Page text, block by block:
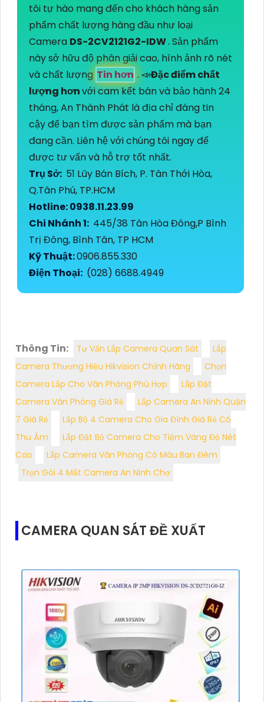
tôi tự hào mang đến cho khách hàng sản
phẩm chất lượng hàng đầu như loại
Camera DS-2CV2121G2-IDW. Sản phẩm
này sở hữu độ phân giải cao, hình ảnh rõ nét
và chất lượng Tin hơn . 📣Đặc điểm chất
lượng hơnvới cam kết bán và bảo hành 24
tháng, An Thành Phát là địa chỉ đáng tin
cậy để bạn tìm được sản phẩm mà bạn
đang cần. Liên hệ với chúng tôi ngay để
được tư vấn và hỗ trợ tốt nhất.
Trụ Sở: 51 Lũy Bán Bích, P. Tân Thới Hòa,
Q.Tân Phú, TP.HCM
Hotline: 0938.11.23.99
Chi Nhánh 1: 445/38 Tân Hòa Đông,P Bình
Trị Đông, Bình Tân, TP HCM
Kỹ Thuật:0906.855.330
Điện Thoại: (028) 6688.4949
Thông Tin: Tư Vấn Lắp Camera Quan Sát
Lắp
Camera Thương Hiệu Hikvision Chính Hãng
Chọn
Camera Lắp Cho Văn Phòng Phù Hợp
Lắp Đặt
Camera Văn Phòng Giá Rẻ
Lắp Camera An Ninh Quận
7 Giá Rẻ
Lắp Bộ 4 Camera Cho Gia Đình Giá Rẻ Có
Thu Âm
Lắp Đặt Bộ Camera Cho Tiệm Vàng Độ Nét
Cao
Lắp Camera Văn Phòng Có Màu Ban Đêm
Trọn Gói 4 Mắt Camera An Ninh Chợ
CAMERA QUAN SÁT ĐỀ XUẤT